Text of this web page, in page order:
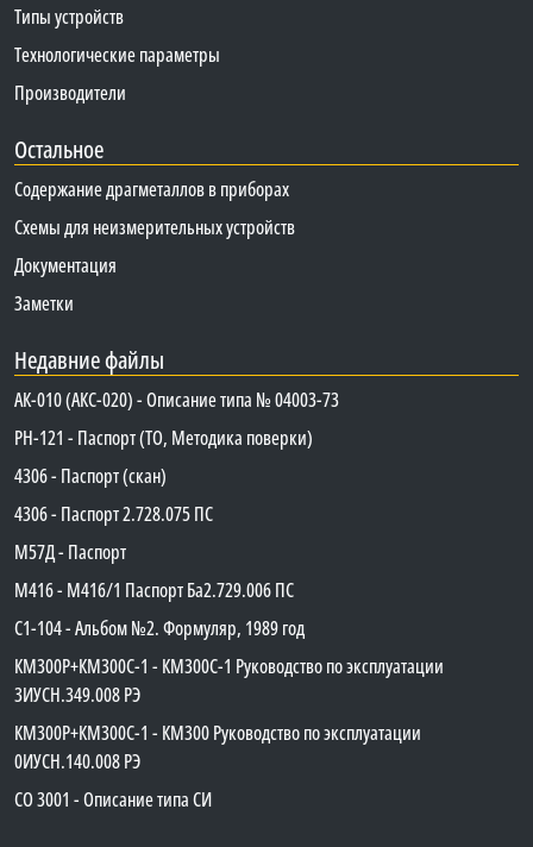
Типы устройств
Технологические параметры
Производители
Остальное
Содержание драгметаллов в приборах
Схемы для неизмерительных устройств
Документация
Заметки
Недавние файлы
АК-010 (АКС-020) - Описание типа № 04003-73
PH-121 - Паспорт (ТО, Методика поверки)
4306 - Паспорт (скан)
4306 - Паспорт 2.728.075 ПС
М57Д - Паспорт
М416 - М416/1 Паспорт Ба2.729.006 ПС
C1-104 - Альбом №2. Формуляр, 1989 год
КМ300Р+КМ300С-1 - КМ300C-1 Руководство по эксплуатации
3ИУСН.349.008 РЭ
КМ300Р+КМ300С-1 - КМ300 Руководство по эксплуатации
0ИУСН.140.008 РЭ
СО 3001 - Описание типа СИ